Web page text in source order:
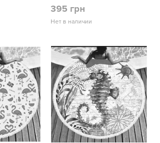
395 грн
Нет в наличии